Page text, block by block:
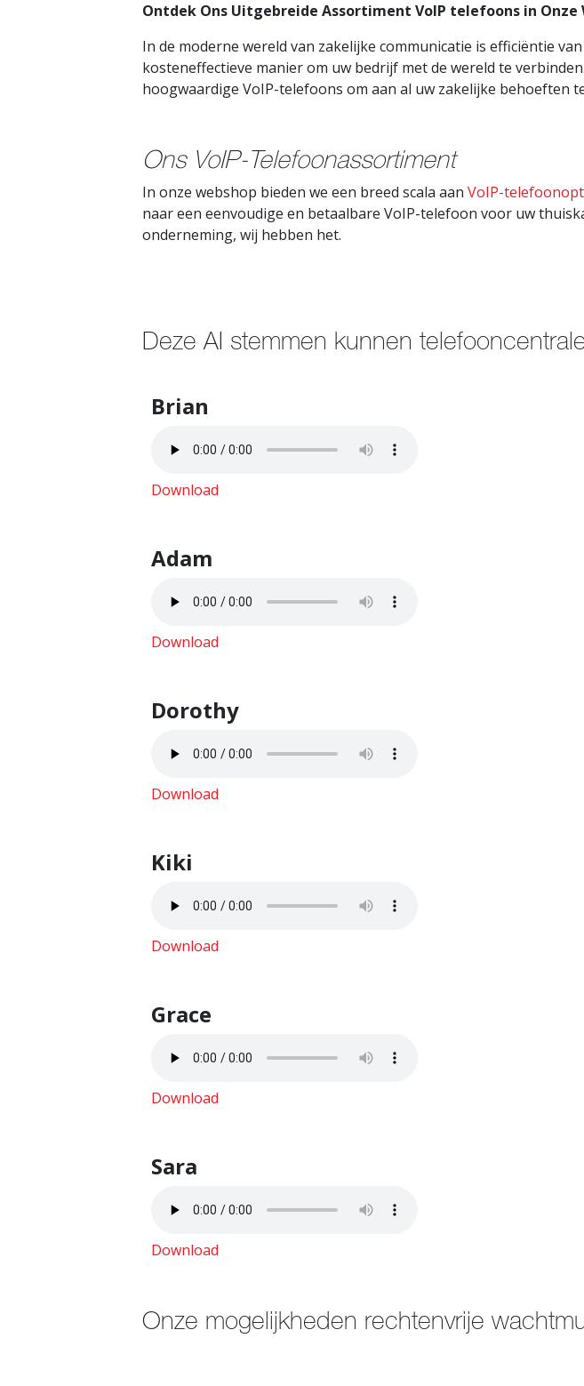
Ontdek Ons Uitgebreide Assortiment VoIP telefoons in Onze
In de moderne wereld van zakelijke communicatie is efficiëntie
kosteneffectieve manier om uw bedrijf met de wereld te
hoogwaardige VoIP-telefoons om aan al uw zakelijke behoeften
Ons VoIP-Telefoonassortiment
In onze webshop bieden we een breed scala aan VoIP-
naar een eenvoudige en betaalbare VoIP-telefoon voor uw
onderneming, wij hebben het.
Deze AI stemmen kunnen
Brian
Download
Adam
Download
Dorothy
Download
Kiki
Download
Grace
Download
Sara
Download
Onze mogelijkheden rechtenvrije